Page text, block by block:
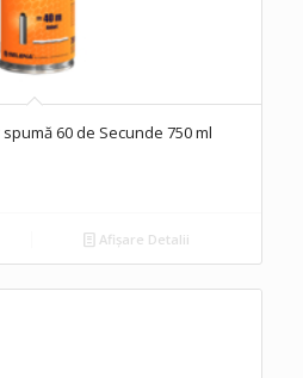
60 de Secunde 750 ml
Afișare Detalii